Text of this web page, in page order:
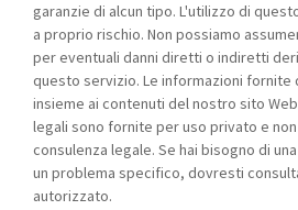
garanzie di alcun tipo. L'utilizzo di
a proprio rischio. Non possiamo
per eventuali danni diretti o indiretti
questo servizio. Le informazioni fornite
insieme ai contenuti del nostro sito
legali sono fornite per uso privato e
consulenza legale. Se hai bisogno di
un problema specifico, dovresti
autorizzato.